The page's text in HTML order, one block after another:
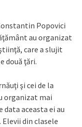
Popovici
au organizat
care a slujit
două ţări.
şi cei de la
organizat mai
aceasta ei au
din clasele